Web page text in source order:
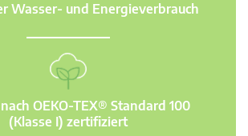
Wasser- und Energieverbrauch
OEKO-TEX® Standard 100
(Klasse I) zertifiziert